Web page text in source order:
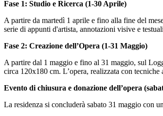
Fase 1: Studio e Ricerca (1-30 Aprile)
A partire da martedì 1 aprile e fino alla fine del
serie di appunti d'artista, annotazioni visive e
Fase 2: Creazione dell’Opera (1-31 Maggio)
A partire dal 1 maggio e fino al 31 maggio, sul
circa 120x180 cm. L’opera, realizzata con
Evento di chiusura e donazione dell’opera
La residenza si concluderà sabato 31 maggio con